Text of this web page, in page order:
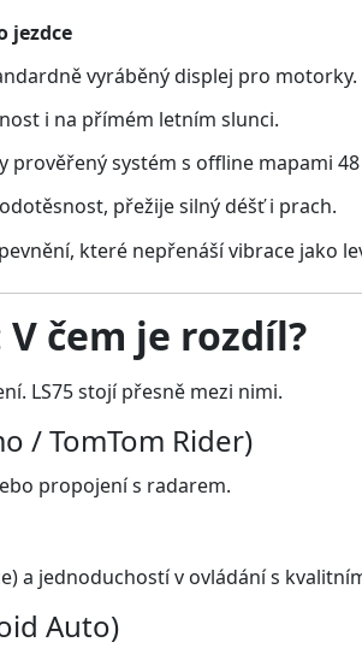
jezdce
vyráběný displej pro motorky.
i na přímém letním slunci.
prověřený systém s offline mapami
přežije silný déšť i prach.
které nepřenáší vibrace jako
čem je rozdíl?
LS75 stojí přesně mezi nimi.
/ TomTom Rider)
propojení s radarem.
a jednoduchostí v ovládání s
Auto)